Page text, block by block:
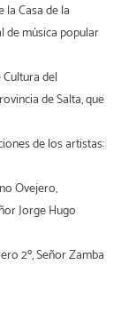
la Casa de la
de música popular
del
de Salta, que
de los artistas:
Ovejero,
Jorge Hugo
2º, Señor Zamba